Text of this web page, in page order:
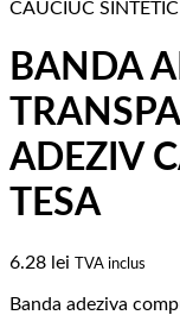
BANDA
ADEZIV
TESA
6.28 lei TVA inclus
Banda adeziva